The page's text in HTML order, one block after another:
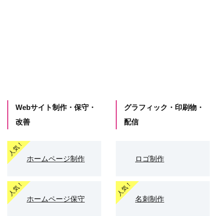
Webサイト制作・保守・
改善
ホームページ制作
ホームページ保守
グラフィック・印刷物・
配信
ロゴ制作
名刺制作